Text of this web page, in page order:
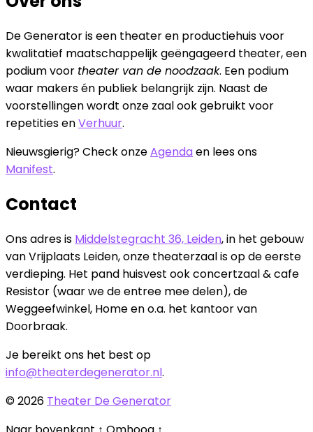
De Generator is een theater en productiehuis voor
kwalitatief maatschappelijk geëngageerd theater, een
podium voor theater van de noodzaak. Een podium
waar makers én publiek belangrijk zijn. Naast de
voorstellingen wordt onze zaal ook gebruikt voor
repetities enVerhuur.
Nieuwsgierig? Check onzeAgendaen lees ons
Manifest.
Contact
Ons adres is Middelstegracht 36, Leiden, in het gebouw
van Vrijplaats Leiden, onze theaterzaal is op de eerste
verdieping. Het pand huisvest ook concertzaal & cafe
Resistor (waar we de entree mee delen), de
Weggeefwinkel, Home en o.a. het kantoor van
Doorbraak.
Je bereikt ons het best op
info@theaterdegenerator.nl.
© 2026 Theater De Generator